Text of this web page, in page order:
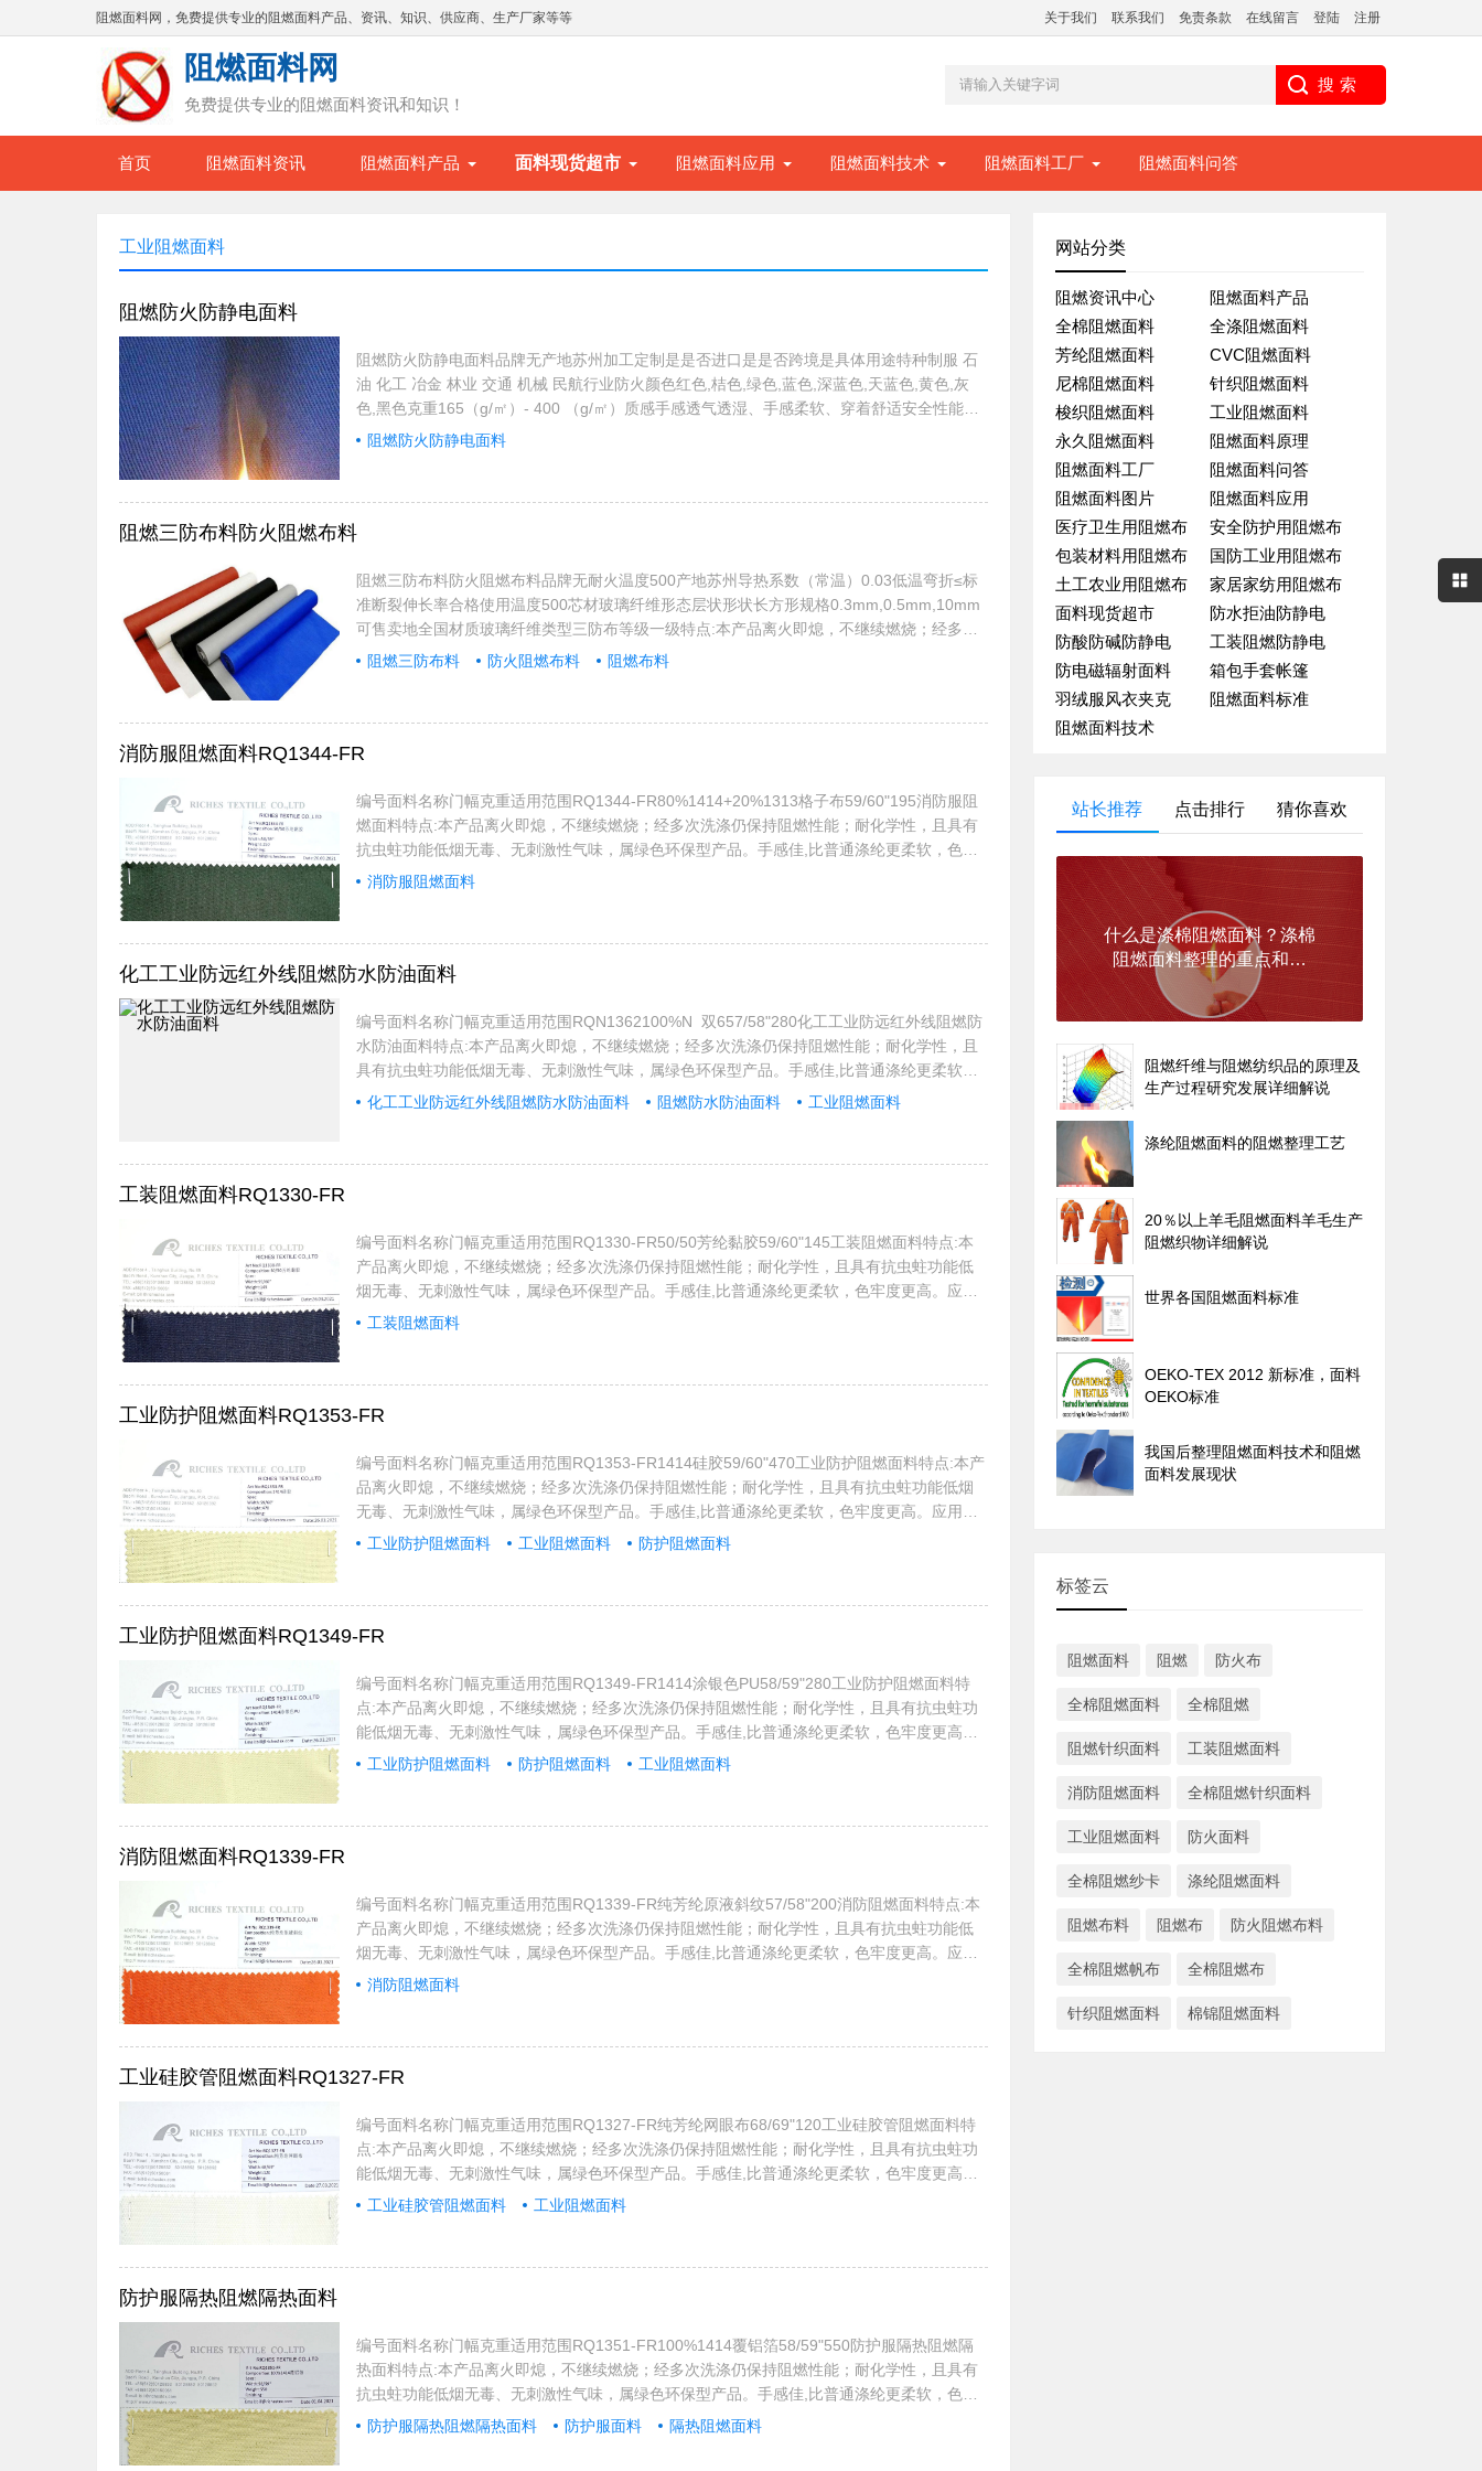
阻燃面料网，免费提供专业的阻燃面料产品、资讯、知识、供应商、生产厂家等等 关于我们 联系我们 免责条款 在线留言 登陆 注册
阻燃面料网
免费提供专业的阻燃面料资讯和知识！
首页 阻燃面料资讯 阻燃面料产品 面料现货超市 阻燃面料应用 阻燃面料技术 阻燃面料工厂 阻燃面料问答
工业阻燃面料
阻燃防火防静电面料
阻燃防火防静电面料品牌无产地苏州加工定制是是否进口是是否跨境是具体用途特种制服 石
油 化工 冶金 林业 交通 机械 民航行业防火颜色红色,桔色,绿色,蓝色,深蓝色,天蓝色,黄色,灰
色,黑色克重165（g/㎡）- 400 （g/㎡）质感手感透气透湿、手感柔软、穿着舒适安全性能无
毒无异味、对人体安全可靠幅宽150cm染整工艺全工艺染整 阻燃 防火 抗油拒水执行标准EN
阻燃防火防静电面料
阻燃三防布料防火阻燃布料
阻燃三防布料防火阻燃布料品牌无耐火温度500产地苏州导热系数（常温）0.03低温弯折≤标
准断裂伸长率合格使用温度500芯材玻璃纤维形态层状形状长方形规格0.3mm,0.5mm,10mm
可售卖地全国材质玻璃纤维类型三防布等级一级特点:本产品离火即熄，不继续燃烧；经多次
洗涤仍保持阻燃性能；耐化学性，且具有抗虫蛀功能低烟无毒、无刺激性气味，属绿色环保
以及其它……...
阻燃三防布料 防火阻燃布料 阻燃布料
消防服阻燃面料RQ1344-FR
编号面料名称门幅克重适用范围RQ1344-FR80%1414+20%1313格子布59/60"195消防服阻
燃面料特点:本产品离火即熄，不继续燃烧；经多次洗涤仍保持阻燃性能；耐化学性，且具有
抗虫蛀功能低烟无毒、无刺激性气味，属绿色环保型产品。手感佳,比普通涤纶更柔软，色牢
度更高。应用范围：应用于宾馆酒店、餐饮娱乐场所、学校医院、办公楼堂等领域内装饰装
消防服阻燃面料
化工工业防远红外线阻燃防水防油面料
编号面料名称门幅克重适用范围RQN1362100%N 双657/58"280化工工业防远红外线阻燃防
水防油面料特点:本产品离火即熄，不继续燃烧；经多次洗涤仍保持阻燃性能；耐化学性，且
具有抗虫蛀功能低烟无毒、无刺激性气味，属绿色环保型产品。手感佳,比普通涤纶更柔软，
色牢度更高。应用范围：应用于宾馆酒店、餐饮娱乐场所、学校医院、办公楼堂等领域内装
化工工业防远红外线阻燃防水防油面料 阻燃防水防油面料 工业阻燃面料
工装阻燃面料RQ1330-FR
编号面料名称门幅克重适用范围RQ1330-FR50/50芳纶黏胶59/60"145工装阻燃面料特点:本
产品离火即熄，不继续燃烧；经多次洗涤仍保持阻燃性能；耐化学性，且具有抗虫蛀功能低
烟无毒、无刺激性气味，属绿色环保型产品。手感佳,比普通涤纶更柔软，色牢度更高。应用
范围：应用于宾馆酒店、餐饮娱乐场所、学校医院、办公楼堂等领域内装饰装修，同时应用
工装阻燃面料
工业防护阻燃面料RQ1353-FR
编号面料名称门幅克重适用范围RQ1353-FR1414硅胶59/60"470工业防护阻燃面料特点:本产
品离火即熄，不继续燃烧；经多次洗涤仍保持阻燃性能；耐化学性，且具有抗虫蛀功能低烟
无毒、无刺激性气味，属绿色环保型产品。手感佳,比普通涤纶更柔软，色牢度更高。应用范
围：应用于宾馆酒店、餐饮娱乐场所、学校医院、办公楼堂等领域内装饰装修，同时应用于
工业防护阻燃面料 工业阻燃面料 防护阻燃面料
工业防护阻燃面料RQ1349-FR
编号面料名称门幅克重适用范围RQ1349-FR1414涂银色PU58/59"280工业防护阻燃面料特
点:本产品离火即熄，不继续燃烧；经多次洗涤仍保持阻燃性能；耐化学性，且具有抗虫蛀功
能低烟无毒、无刺激性气味，属绿色环保型产品。手感佳,比普通涤纶更柔软，色牢度更高。
应用范围：应用于宾馆酒店、餐饮娱乐场所、学校医院、办公楼堂等领域内装饰装修，同时
工业防护阻燃面料 防护阻燃面料 工业阻燃面料
消防阻燃面料RQ1339-FR
编号面料名称门幅克重适用范围RQ1339-FR纯芳纶原液斜纹57/58"200消防阻燃面料特点:本
产品离火即熄，不继续燃烧；经多次洗涤仍保持阻燃性能；耐化学性，且具有抗虫蛀功能低
烟无毒、无刺激性气味，属绿色环保型产品。手感佳,比普通涤纶更柔软，色牢度更高。应用
范围：应用于宾馆酒店、餐饮娱乐场所、学校医院、办公楼堂等领域内装饰装修，同时应用
消防阻燃面料
工业硅胶管阻燃面料RQ1327-FR
编号面料名称门幅克重适用范围RQ1327-FR纯芳纶网眼布68/69"120工业硅胶管阻燃面料特
点:本产品离火即熄，不继续燃烧；经多次洗涤仍保持阻燃性能；耐化学性，且具有抗虫蛀功
能低烟无毒、无刺激性气味，属绿色环保型产品。手感佳,比普通涤纶更柔软，色牢度更高。
应用范围：应用于宾馆酒店、餐饮娱乐场所、学校医院、办公楼堂等领域内装饰装修，同时
工业硅胶管阻燃面料 工业阻燃面料
防护服隔热阻燃隔热面料
编号面料名称门幅克重适用范围RQ1351-FR100%1414覆铝箔58/59"550防护服隔热阻燃隔
热面料特点:本产品离火即熄，不继续燃烧；经多次洗涤仍保持阻燃性能；耐化学性，且具有
抗虫蛀功能低烟无毒、无刺激性气味，属绿色环保型产品。手感佳,比普通涤纶更柔软，色牢
度更高。应用范围：应用于宾馆酒店、餐饮娱乐场所、学校医院、办公楼堂等领域内装饰装
防护服隔热阻燃隔热面料 防护服面料 隔热阻燃面料
网站分类
阻燃资讯中心
阻燃面料产品
全棉阻燃面料
全涤阻燃面料
芳纶阻燃面料
CVC阻燃面料
尼棉阻燃面料
针织阻燃面料
梭织阻燃面料
工业阻燃面料
永久阻燃面料
阻燃面料原理
阻燃面料工厂
阻燃面料问答
阻燃面料图片
阻燃面料应用
医疗卫生用阻燃布
安全防护用阻燃布
包装材料用阻燃布
国防工业用阻燃布
土工农业用阻燃布
家居家纺用阻燃布
面料现货超市
防水拒油防静电
防酸防碱防静电
工装阻燃防静电
防电磁辐射面料
箱包手套帐篷
羽绒服风衣夹克
阻燃面料标准
阻燃面料技术
站长推荐 点击排行 猜你喜欢
什么是涤棉阻燃面料？涤棉
阻燃面料整理的重点和难
点？
阻燃纤维与阻燃纺织品的原理及
生产过程研究发展详细解说
涤纶阻燃面料的阻燃整理工艺
20％以上羊毛阻燃面料羊毛生产
阻燃织物详细解说
世界各国阻燃面料标准
OEKO-TEX 2012 新标准，面料
OEKO标准
我国后整理阻燃面料技术和阻燃
面料发展现状
标签云
阻燃面料 阻燃 防火布
全棉阻燃面料 全棉阻燃
阻燃针织面料 工装阻燃面料
消防阻燃面料 全棉阻燃针织面料
工业阻燃面料 防火面料
全棉阻燃纱卡 涤纶阻燃面料
阻燃布料 阻燃布 防火阻燃布料
全棉阻燃帆布 全棉阻燃布
针织阻燃面料 棉锦阻燃面料